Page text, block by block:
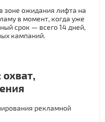
ожидания лифта на
в момент, когда уже
срок — всего 14 дней,
кампаний.
рекламной